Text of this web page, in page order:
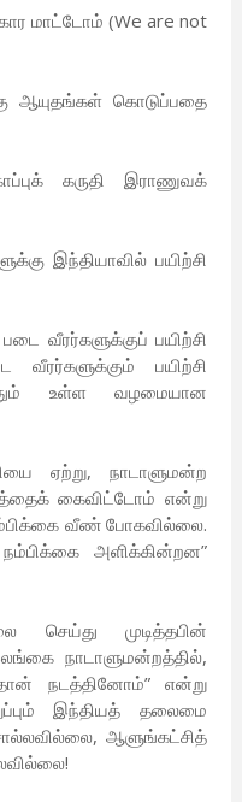
மாட்டோம் (We are not
ஆயுதங்கள் கொடுப்பதை
கருதி இராணுவக்
இந்தியாவில் பயிற்சி
வீரர்களுக்குப் பயிற்சி
பயிற்சி
உள்ள வழமையான
ஏற்று, நாடாளுமன்ற
கைவிட்டோம் என்று
வீண் போகவில்லை.
அளிக்கின்றன”
செய்து முடித்தபின்
நாடாளுமன்றத்தில்,
நடத்தினோம்” என்று
இந்தியத் தலைமை
ஆளுங்கட்சித்